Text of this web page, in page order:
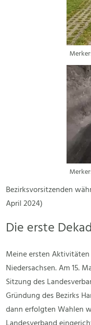
Bezirksvorsitzenden
April 2024)
Die erste
Meine ersten Aktivitäten
Niedersachsen. Am 15.
Sitzung des
Gründung des Bezirks
dann erfolgten Wahlen